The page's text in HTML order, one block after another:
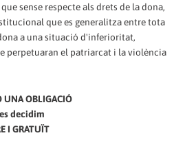
sense respecte als drets de la dona,
que es generalitza entre tota
a una situació d'inferioritat,
perpetuaran el patriarcat i la violència
UNA OBLIGACIÓ
decidim
I GRATUÏT